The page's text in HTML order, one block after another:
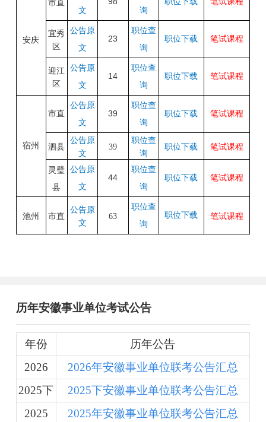
安庆
市直
文
询
宜秀
区
公告原
文
23
职位查
询
职位下载 笔试课程
迎江
区
公告原
文
14
职位查
询
职位下载 笔试课程
宿州
市直
公告原
文
39
职位查
询
职位下载 笔试课程
泗县
公告原
文
39
职位查
询
职位下载 笔试课程
灵璧
县
公告原
文
44
职位查
询
职位下载 笔试课程
池州 市直
公告原
文
63
职位查
询
职位下载 笔试课程
历年安徽事业单位考试公告
年份
历年公告
2026
2026年安徽事业单位联考公告汇总
2025下
2025下安徽事业单位联考公告汇总
2025
2025年安徽事业单位联考公告汇总